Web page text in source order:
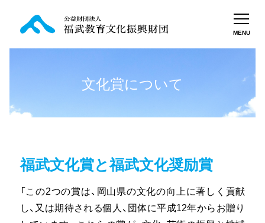
MENU
文化賞について
福武文化賞と福武文化奨励賞
「この2つの賞は、岡山県の文化の向上に著しく貢献
し、又は期待される個人、団体に平成12年からお贈り